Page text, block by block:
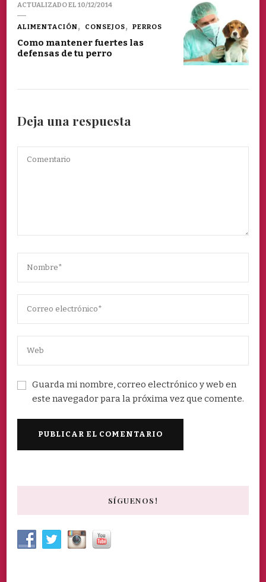
ACTUALIZADO EL 10/12/2014
ALIMENTACIÓN CONSEJOS PERROS
Como mantener fuertes las
defensas de tu perro
Deja una respuesta
Guarda mi nombre, correo electrónico y web en
este navegador para la próxima vez que comente.
SÍGUENOS!